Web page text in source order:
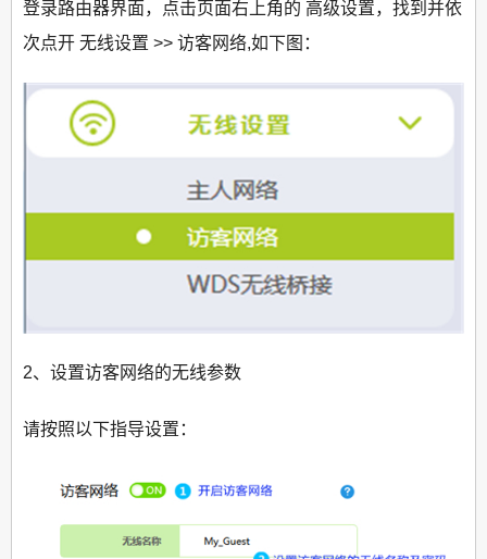
登录路由器界面，点击页面右上角的 高级设置，找到并依
次点开 无线设置 >> 访客网络,如下图：
2、设置访客网络的无线参数
请按照以下指导设置：